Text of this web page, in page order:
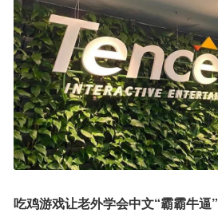
吃鸡游戏让老外学会中文“霸霸牛逼”